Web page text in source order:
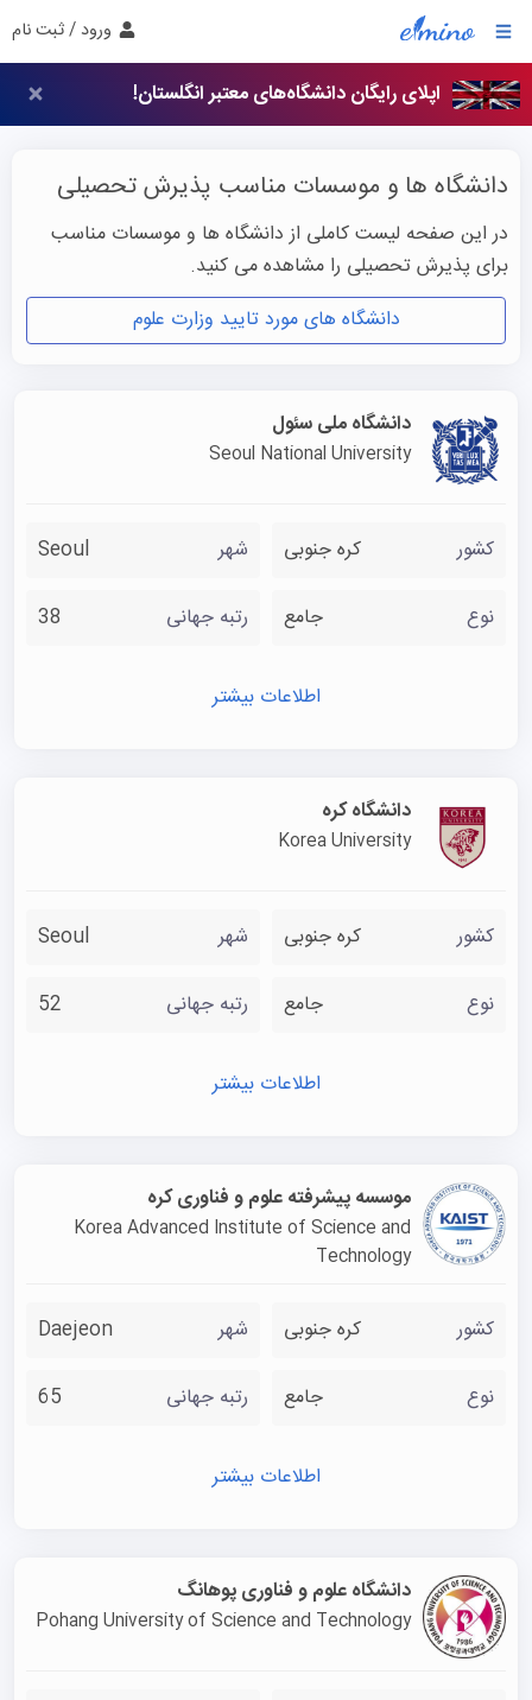
ورود / ثبت نام
اپلای رایگان دانشگاه‌های معتبر انگلستان!
دانشگاه ها و موسسات مناسب پذیرش تحصیلی
در این صفحه لیست کاملی از دانشگاه ها و موسسات مناسب
برای پذیرش تحصیلی را مشاهده می کنید.
دانشگاه های مورد تایید وزارت علوم
دانشگاه ملی سئول
Seoul National University
کشور کره جنوبی شهر Seoul
نوع جامع رتبه جهانی 38
اطلاعات بیشتر
دانشگاه کره
Korea University
کشور کره جنوبی شهر Seoul
نوع جامع رتبه جهانی 52
اطلاعات بیشتر
موسسه پیشرفته علوم و فناوری کره
Korea Advanced Institute of Science and
Technology
کشور کره جنوبی شهر Daejeon
نوع جامع رتبه جهانی 65
اطلاعات بیشتر
دانشگاه علوم و فناوری پوهانگ
Pohang University of Science and Technology